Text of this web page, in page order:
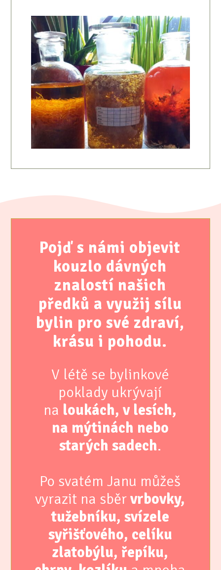
Pojď s námi objevit
kouzlo dávných
znalostí našich
předků a využij sílu
bylin pro své zdraví,
krásu i pohodu.
V létě se bylinkové
poklady ukrývají
na loukách, v lesích,
na mýtinách nebo
starých sadech.
Po svatém Janu můžeš
vyrazit na sběrvrbovky,
tužebníku, svízele
syřišťového, celíku
zlatobýlu, řepíku,